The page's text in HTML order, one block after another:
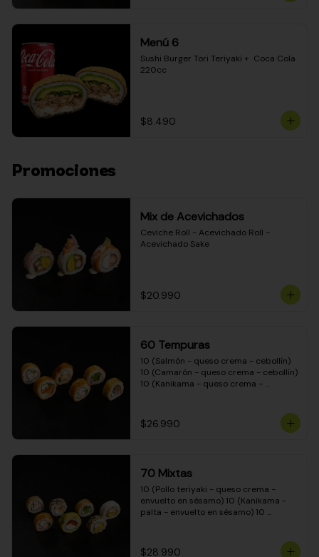
Menú 6
Sushi Burger Tori Teriyaki +  Coca Cola
220cc
$8.490
Promociones
Mix de Acevichados
Ceviche Roll - Acevichado Roll -
Acevichado Sake
$20.990
60 Tempuras
10 (Salmón - queso crema - cebollín)
10 (Camarón - queso crema - cebollín)
10 (Kanikama - queso crema -
crema - cebollín) 10 (Carne - queso
crema - cebollín)
$26.990
70 Mixtas
10 (Pollo teriyaki - queso crema -
envuelto en sésamo) 10 (Kanikama -
palta - envuelto en sésamo) 10
- envuelto en queso crema) 10
$28.990